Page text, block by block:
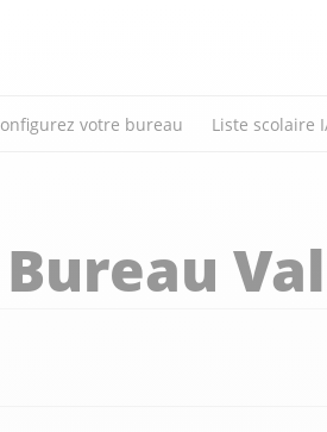
votre bureau Liste scolaire